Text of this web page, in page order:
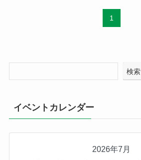
1
検索
イベントカレンダー
2026年7月